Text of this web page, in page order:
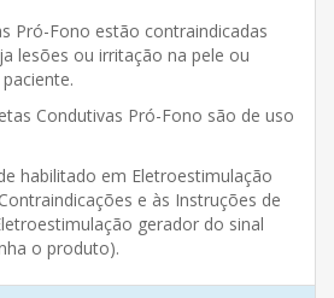
Pró-Fono estão contraindicadas
lesões ou irritação na pele ou
Condutivas Pró-Fono são de uso
habilitado em Eletroestimulação
e às Instruções de
gerador do sinal
o produto).